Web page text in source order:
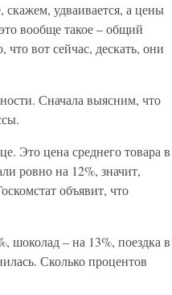
скажем, удваивается, а цены
вообще такое – общий
вот сейчас, дескать, они
Сначала выясним, что
Это цена среднего товара в
ровно на 12%, значит,
объявит, что
шоколад – на 13%, поездка в
Сколько процентов